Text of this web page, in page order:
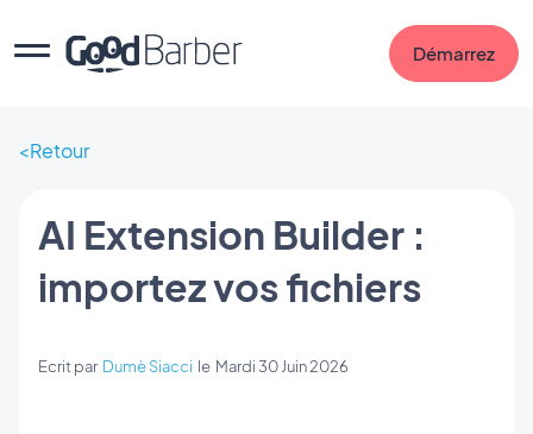
Démarrez
Retour
AI Extension Builder :
importez vos fichiers
Ecrit par Dumè Siacci le Mardi 30 Juin 2026